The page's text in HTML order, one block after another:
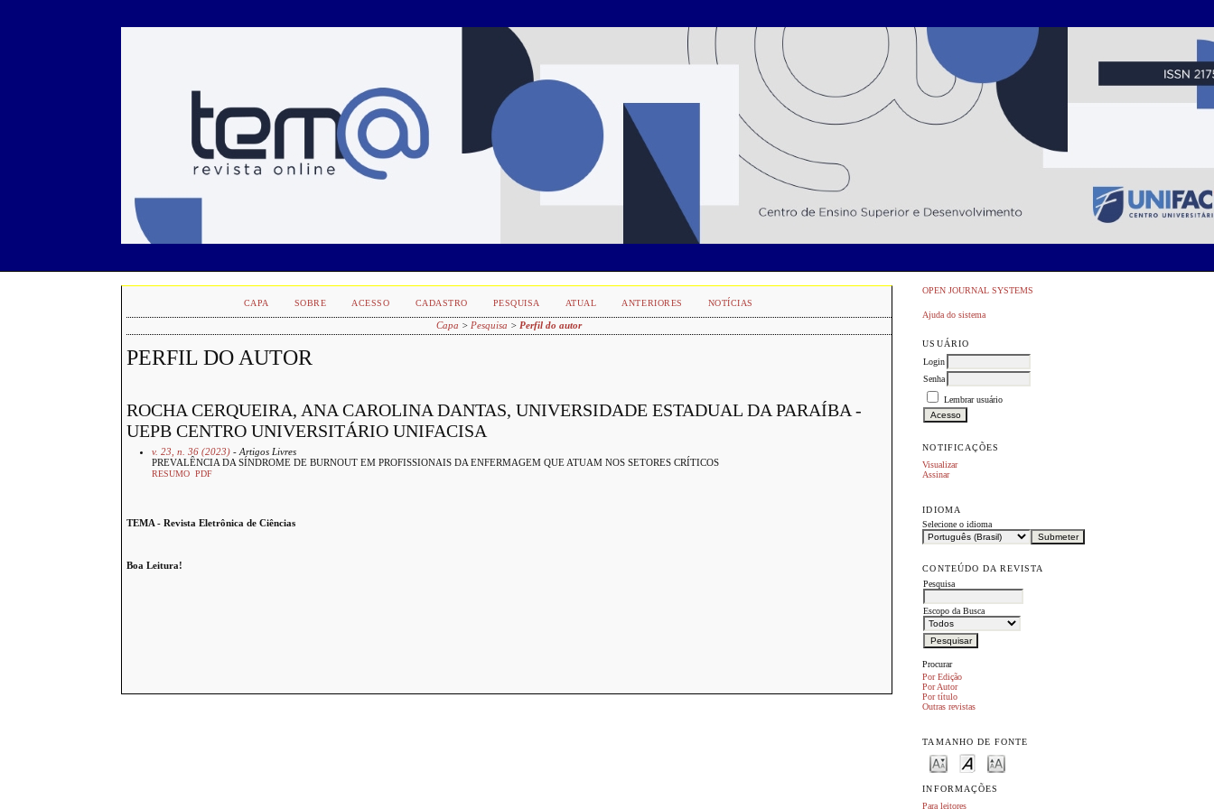
OPEN JOURNAL SYSTEMS
Ajuda do sistema
USUÁRIO
Login
Senha
Lembrar usuário
NOTIFICAÇÕES
Visualizar
Assinar
IDIOMA
Selecione o idioma
CONTEÚDO DA REVISTA
Pesquisa
Escopo da Busca
Procurar
Por Edição
Por Autor
Por título
Outras revistas
TAMANHO DE FONTE
INFORMAÇÕES
Para leitores
CAPA SOBRE ACESSO CADASTRO PESQUISA ATUAL ANTERIORES NOTÍCIAS
Capa > Pesquisa > Perfil do autor
PERFIL DO AUTOR
ROCHA CERQUEIRA, ANA CAROLINA DANTAS, UNIVERSIDADE ESTADUAL DA PARAÍBA -
UEPB CENTRO UNIVERSITÁRIO UNIFACISA
v. 23, n. 36 (2023) - Artigos Livres
PREVALÊNCIA DA SÍNDROME DE BURNOUT EM PROFISSIONAIS DA ENFERMAGEM QUE ATUAM NOS SETORES CRÍTICOS
RESUMO PDF
TEMA - Revista Eletrônica de Ciências
Boa Leitura!